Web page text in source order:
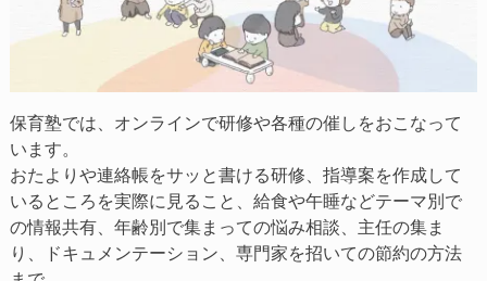
保育塾では、オンラインで研修や各種の催しをおこなって
います。
おたよりや連絡帳をサッと書ける研修、指導案を作成して
いるところを実際に見ること、給食や午睡などテーマ別で
の情報共有、年齢別で集まっての悩み相談、主任の集ま
り、ドキュメンテーション、専門家を招いての節約の方法